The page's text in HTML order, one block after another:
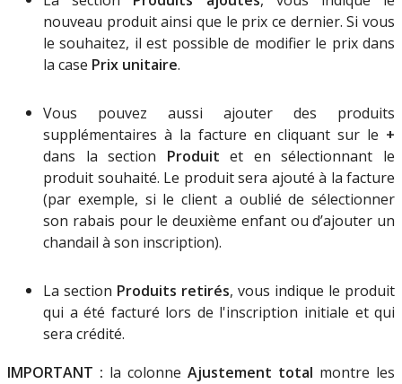
nouveau produit ainsi que le prix ce dernier. Si vous
le souhaitez, il est possible de modifier le prix dans
la case Prix unitaire.
Vous pouvez aussi ajouter des
produits
supplémentaires à la facture en cliquant sur le +
dans
la section Produit et en sélectionnant le
produit souhaité. Le produit sera ajouté à la facture
(par exemple, si le client a oublié de sélectionner
son rabais pour le deuxième enfant ou d’ajouter un
chandail à son inscription).
La section Produits retirés, vous indique le produit
qui a été facturé lors de l'inscription initiale et qui
sera crédité.
IMPORTANT : la colonne Ajustement total montre les